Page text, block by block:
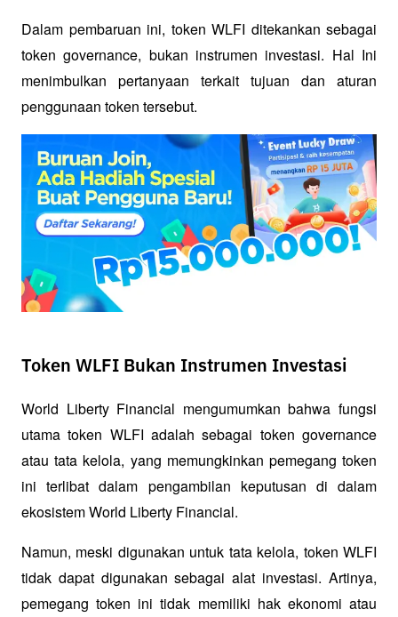
Dalam pembaruan ini, token WLFI ditekankan sebagai
token governance, bukan instrumen investasi. Hal Ini
menimbulkan pertanyaan terkait tujuan dan aturan
penggunaan token tersebut.
Token WLFI Bukan Instrumen Investasi
World Liberty Financial mengumumkan bahwa fungsi
utama token WLFI adalah sebagai token governance
atau tata kelola, yang memungkinkan pemegang token
ini terlibat dalam pengambilan keputusan di dalam
ekosistem World Liberty Financial.
Namun, meski digunakan untuk tata kelola, token WLFI
tidak dapat digunakan sebagai alat investasi. Artinya,
pemegang token ini tidak memiliki hak ekonomi atau